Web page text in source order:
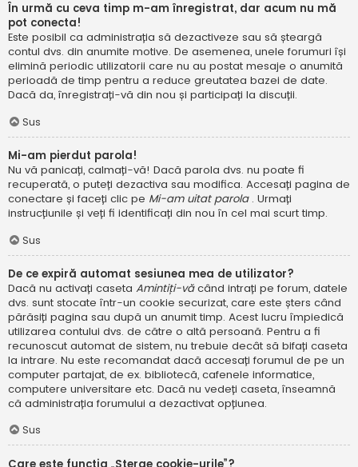
În urmă cu ceva timp m-am înregistrat, dar acum nu mă
pot conecta!
Este posibil ca administrația să dezactiveze sau să șteargă
contul dvs. din anumite motive. De asemenea, unele forumuri își
elimină periodic utilizatorii care nu au postat mesaje o anumită
perioadă de timp pentru a reduce greutatea bazei de date.
Dacă da, înregistrați-vă din nou și participați la discuții.
Sus
Mi-am pierdut parola!
Nu vă panicați, calmați-vă! Dacă parola dvs. nu poate fi
recuperată, o puteți dezactiva sau modifica. Accesați pagina de
conectare și faceți clic pe Mi-am uitat parola . Urmați
instrucțiunile și veți fi identificați din nou în cel mai scurt timp.
Sus
De ce expiră automat sesiunea mea de utilizator?
Dacă nu activați caseta Amintiți-văcând intrați pe forum, datele
dvs. sunt stocate într-un cookie securizat, care este șters când
părăsiți pagina sau după un anumit timp. Acest lucru împiedică
utilizarea contului dvs. de către o altă persoană. Pentru a fi
recunoscut automat de sistem, nu trebuie decât să bifați caseta
la intrare. Nu este recomandat dacă accesați forumul de pe un
computer partajat, de ex. bibliotecă, cafenele informatice,
computere universitare etc. Dacă nu vedeți caseta, înseamnă
că administrația forumului a dezactivat opțiunea.
Sus
Care este funcția „Șterge cookie-urile”?